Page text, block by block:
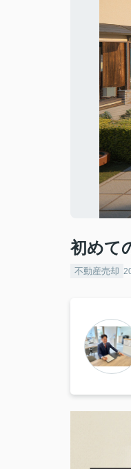
初めて
不動産売却